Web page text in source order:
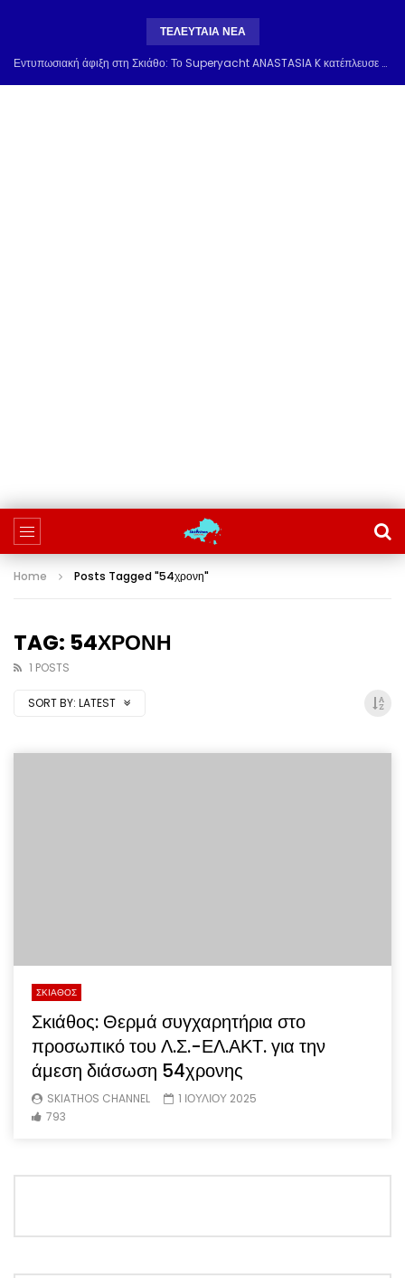
ΤΕΛΕΥΤΑΙΑ ΝΕΑ
Εντυπωσιακή άφιξη στη Σκιάθο: Το Superyacht ANASTASIA K κατέπλευσε από την Τουρκία & μαγνήτισε τα βλέμματα στο λιμάνι
Home Posts Tagged "54χρονη"
TAG: 54ΧΡΟΝΗ
1 POSTS
SORT BY: LATEST
ΣΚΙΑΘΟΣ
Σκιάθος: Θερμά συγχαρητήρια στο
προσωπικό του Λ.Σ.-ΕΛ.ΑΚΤ. για την
άμεση διάσωση 54χρονης
SKIATHOS CHANNEL
1 ΙΟΥΛΙΟΥ 2025
793